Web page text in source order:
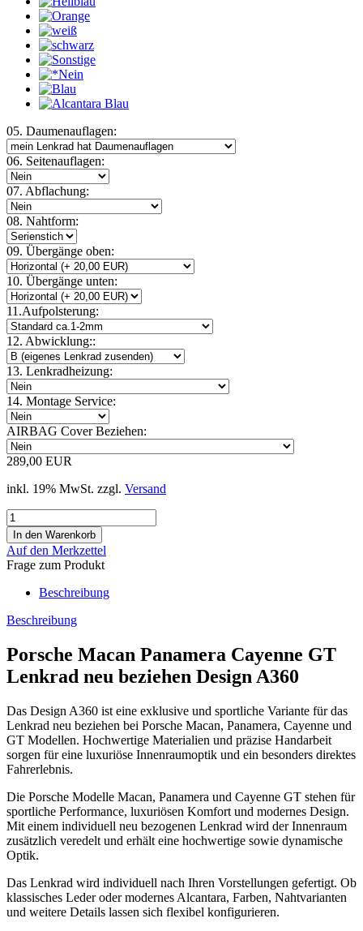
05. Daumenauflagen:
06. Seitenauflagen:
07. Abflachung:
08. Nahtform:
09. Übergänge oben:
10. Übergänge unten:
11.Aufpolsterung:
12. Abwicklung::
13. Lenkradheizung:
14. Montage Service:
AIRBAG Cover Beziehen:
289,00 EUR
inkl. 19% MwSt. zzgl. Versand
Auf den Merkzettel
Frage zum Produkt
Beschreibung
Beschreibung
Porsche Macan Panamera Cayenne GT
Lenkrad neu beziehen Design A360
Das Design A360 ist eine exklusive und sportliche Variante für das
Lenkrad neu beziehen bei Porsche Macan, Panamera, Cayenne und
GT Modellen. Hochwertige Materialien und präzise Handarbeit
sorgen für eine luxuriöse Innenraumoptik und ein besonders direktes
Fahrerlebnis.
Die Porsche Modelle Macan, Panamera und Cayenne GT stehen für
sportliche Performance, luxuriösen Komfort und modernes Design.
Mit einem individuell neu bezogenen Lenkrad wird der Innenraum
zusätzlich veredelt und erhält eine hochwertige sowie dynamische
Optik.
Das Lenkrad wird individuell nach Ihren Vorstellungen gefertigt. Ob
klassisches Leder oder modernes Alcantara, Farben, Nahtvarianten
und weitere Details lassen sich flexibel konfigurieren.